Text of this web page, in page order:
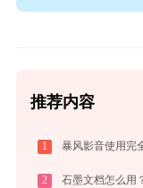
推荐内容
1
2